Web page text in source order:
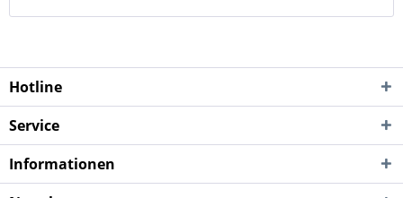
Hotline
Service
Informationen